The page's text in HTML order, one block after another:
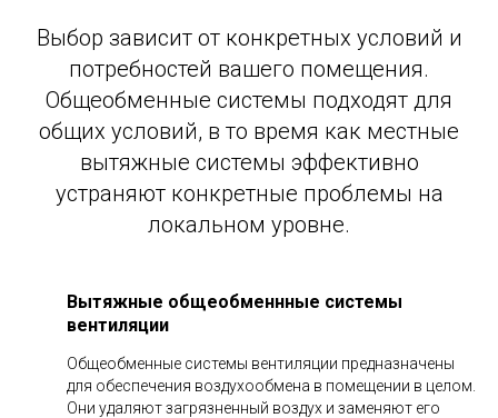
Выбор зависит от конкретных условий и
потребностей вашего помещения.
Общеобменные системы подходят для
общих условий, в то время как местные
вытяжные системы эффективно
устраняют конкретные проблемы на
локальном уровне.
Вытяжные общеобменнные системы
вентиляции
Общеобменные системы вентиляции предназначены
для обеспечения воздухообмена в помещении в целом.
Они удаляют загрязненный воздух и заменяют его